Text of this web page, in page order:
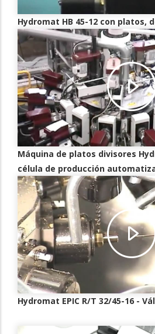
Hydromat HB 45-12 con platos,
Máquina de platos divisores
célula de producción
Hydromat EPIC R/T 32/45-16 -